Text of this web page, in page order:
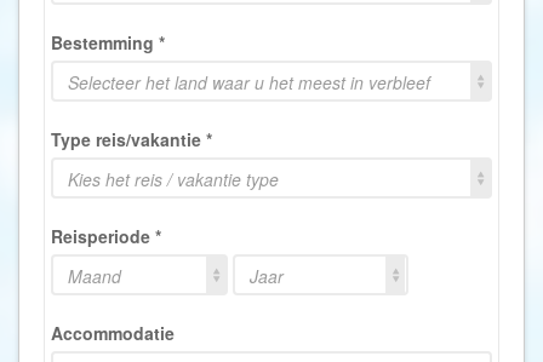
Bestemming *
Selecteer het land waar u het meest in verbleef
Type reis/vakantie *
Kies het reis / vakantie type
Reisperiode *
Maand
Jaar
Accommodatie